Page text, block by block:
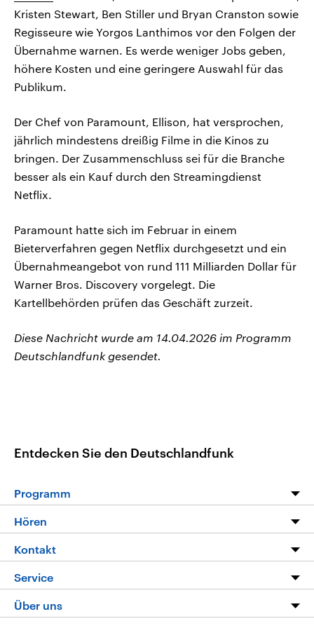
Kristen Stewart, Ben Stiller und Bryan Cranston sowie
Regisseure wie Yorgos Lanthimos vor den Folgen der
Übernahme warnen. Es werde weniger Jobs geben,
höhere Kosten und eine geringere Auswahl für das
Publikum.
Der Chef von Paramount, Ellison, hat versprochen,
jährlich mindestens dreißig Filme in die Kinos zu
bringen. Der Zusammenschluss sei für die Branche
besser als ein Kauf durch den Streamingdienst
Netflix.
Paramount hatte sich im Februar in einem
Bieterverfahren gegen Netflix durchgesetzt und ein
Übernahmeangebot von rund 111 Milliarden Dollar für
Warner Bros. Discovery vorgelegt. Die
Kartellbehörden prüfen das Geschäft zurzeit.
Diese Nachricht wurde am 14.04.2026 im Programm
Deutschlandfunk gesendet.
Entdecken Sie den Deutschlandfunk
Programm
Programm
Die Nachrichten
Nachrichtenleicht
Neue Beiträge auf dlf.de
Hören
Livestream
Podcasts
Deutschlandfunk App
Kontakt
Hörerservice
Service
FAQ
Über uns